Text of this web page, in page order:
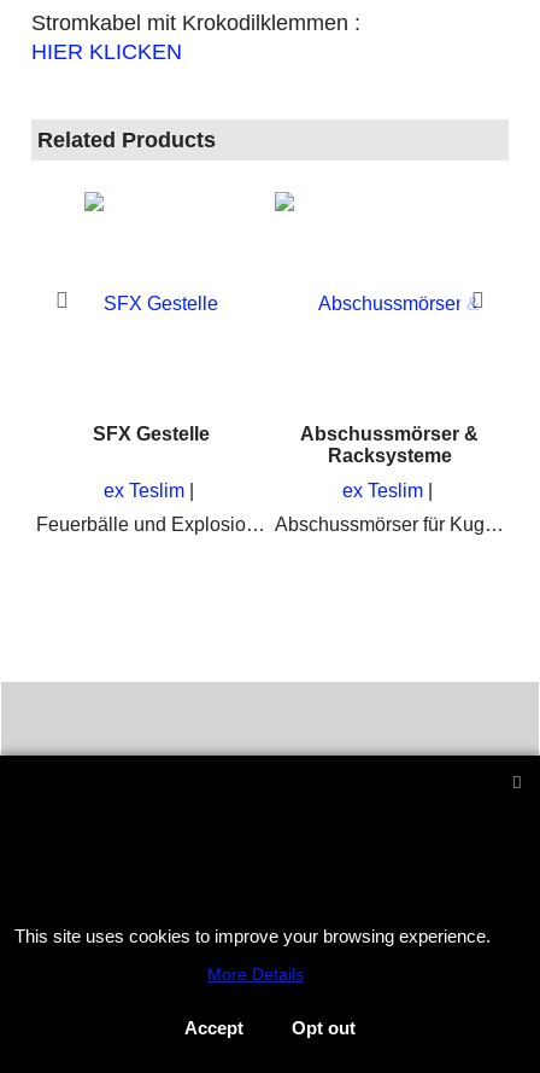
Stromkabel mit Krokodilklemmen :
HIER KLICKEN
Related Products
SFX Gestelle
ex Teslim
Feuerbälle und Explosionen mit Lycopodium oder Lyco-Ersatz für SFX und Schadensdarstellung oder Unfalldarstellung
Abschussmörser &
Racksysteme
ex Teslim
Abschussmörser für Kugelbomben und Zylinderbomben. Alle größen von 2" bis 16" ( 50mm - 400mm )
आतिशबाजी -фейерверк -烟花 - 花火 -фойерверк -
feu d'artifice -
This site uses cookies to improve your browsing experience.
More Details
Accept Opt out